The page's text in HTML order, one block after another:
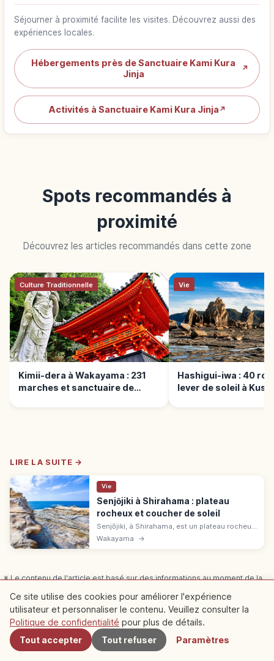
Séjourner à proximité facilite les visites. Découvrez aussi des
expériences locales.
Hébergements près de Sanctuaire Kami Kura
Jinja
↗
Activités à Sanctuaire Kami Kura Jinja ↗
Spots recommandés à
proximité
Découvrez les articles recommandés dans cette zone
Culture Traditionnelle
Kimii-dera à Wakayama : 231
marches et sanctuaire de
Vie
Hashigui-iwa : 40
lever de soleil à
LIRE LA SUITE →
Vie
Senjōjiki à Shirahama : plateau
rocheux et coucher de soleil
Senjōjiki, à Shirahama, est un plateau rocheux
sculpté par les vagues, idéal pour admirer le
Pacifique. Guide des vues, géoparc et accès.
Wakayama →
※ Le contenu de l'article est basé sur des informations au moment de la
garantissons pas l'exactitude et l'exhaustivité du contenu publié, merci de
votre compréhension.
Sponsorisé
Cet article peut contenir des publicités (liens affiliés) ;
nous pouvons percevoir une commission sur les réservations effectuées
via ces liens.
À proximité
Ce site utilise des cookies pour améliorer l'expérience
utilisateur et personnaliser le contenu. Veuillez consulter la
Politique de confidentialité pour plus de détails.
Tout accepter
Tout refuser Paramètres